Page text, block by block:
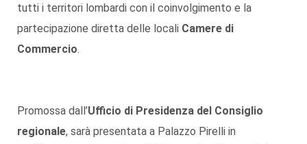
tutti i territori lombardi con il coinvolgimento e la
partecipazione diretta delle locali Camere di
Commercio.
Promossa dall’Ufficio di Presidenza del Consiglio
regionale, sarà presentata a Palazzo Pirelli in